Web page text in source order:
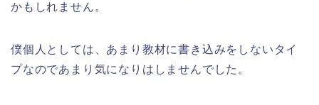
かもしれません。
僕個人としては、あまり教材に書き込みをしないタイ
プなのであまり気になりはしませんでした。